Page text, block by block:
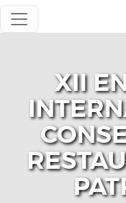
XII